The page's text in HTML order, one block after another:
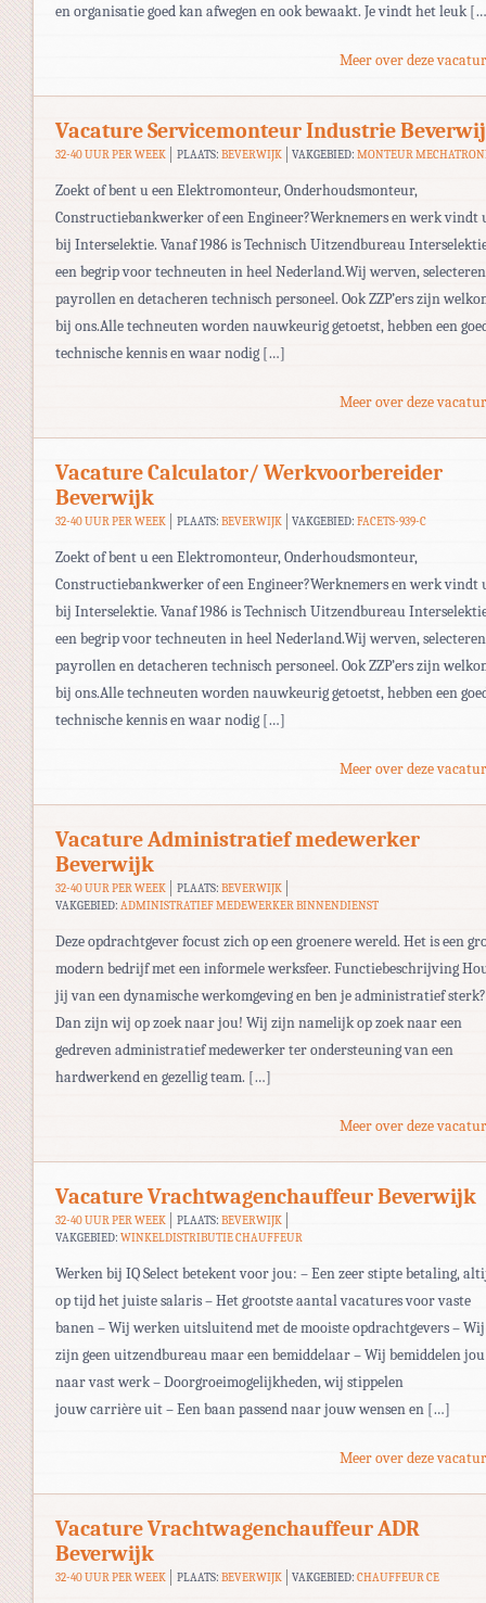
en organisatie goed kan afwegen en ook bewaakt. Je vindt het leuk
Meer over deze
Vacature Servicemonteur Industrie
32-40 UUR PER WEEK PLAATS: BEVERWIJK VAKGEBIED:MONTEUR
Zoekt of bent u een Elektromonteur, Onderhoudsmonteur,
Constructiebankwerker of een Engineer?Werknemers en werk vindt
bij Interselektie. Vanaf 1986 is Technisch Uitzendbureau
een begrip voor techneuten in heel Nederland.Wij werven,
payrollen en detacheren technisch personeel. Ook ZZP’ers zijn
bij ons.Alle techneuten worden nauwkeurig getoetst, hebben een
technische kennis en waar nodig […]
Meer over deze
Vacature Calculator/ Werkvoorbereider
Beverwijk
32-40 UUR PER WEEK PLAATS: BEVERWIJK VAKGEBIED:FACETS-939-C
Zoekt of bent u een Elektromonteur, Onderhoudsmonteur,
Constructiebankwerker of een Engineer?Werknemers en werk vindt
bij Interselektie. Vanaf 1986 is Technisch Uitzendbureau
een begrip voor techneuten in heel Nederland.Wij werven,
payrollen en detacheren technisch personeel. Ook ZZP’ers zijn
bij ons.Alle techneuten worden nauwkeurig getoetst, hebben een
technische kennis en waar nodig […]
Meer over deze
Vacature Administratief medewerker
Beverwijk
32-40 UUR PER WEEK PLAATS: BEVERWIJK
VAKGEBIED: ADMINISTRATIEF MEDEWERKER BINNENDIENST
Deze opdrachtgever focust zich op een groenere wereld. Het is een
modern bedrijf met een informele werksfeer. Functiebeschrijving
jij van een dynamische werkomgeving en ben je administratief sterk?
Dan zijn wij op zoek naar jou! Wij zijn namelijk op zoek naar een
gedreven administratief medewerker ter ondersteuning van een
hardwerkend en gezellig team. […]
Meer over deze
Vacature Vrachtwagenchauffeur Beverwijk
32-40 UUR PER WEEK PLAATS: BEVERWIJK
VAKGEBIED: WINKELDISTRIBUTIE CHAUFFEUR
Werken bij IQ Select betekent voor jou: – Een zeer stipte betaling,
op tijd het juiste salaris – Het grootste aantal vacatures voor vaste
banen – Wij werken uitsluitend met de mooiste opdrachtgevers – Wij
zijn geen uitzendbureau maar een bemiddelaar – Wij bemiddelen jou
naar vast werk – Doorgroeimogelijkheden, wij stippelen
jouw carrière uit – Een baan passend naar jouw wensen en […]
Meer over deze
Vacature Vrachtwagenchauffeur ADR
Beverwijk
32-40 UUR PER WEEK PLAATS: BEVERWIJK VAKGEBIED:CHAUFFEUR CE